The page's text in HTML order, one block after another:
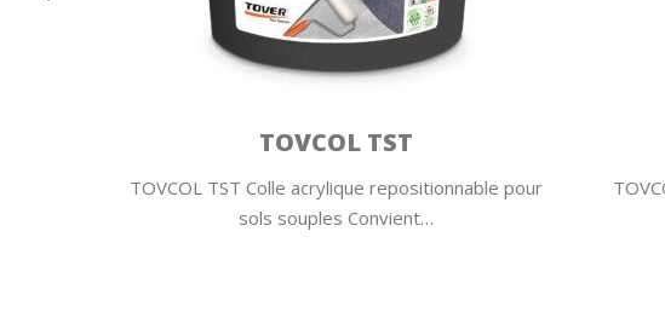
TOVCOL TST
TOVCOL TST Colle acrylique repositionnable pour
sols souples Convient…